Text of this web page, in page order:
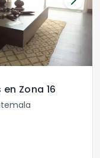
en Zona 16